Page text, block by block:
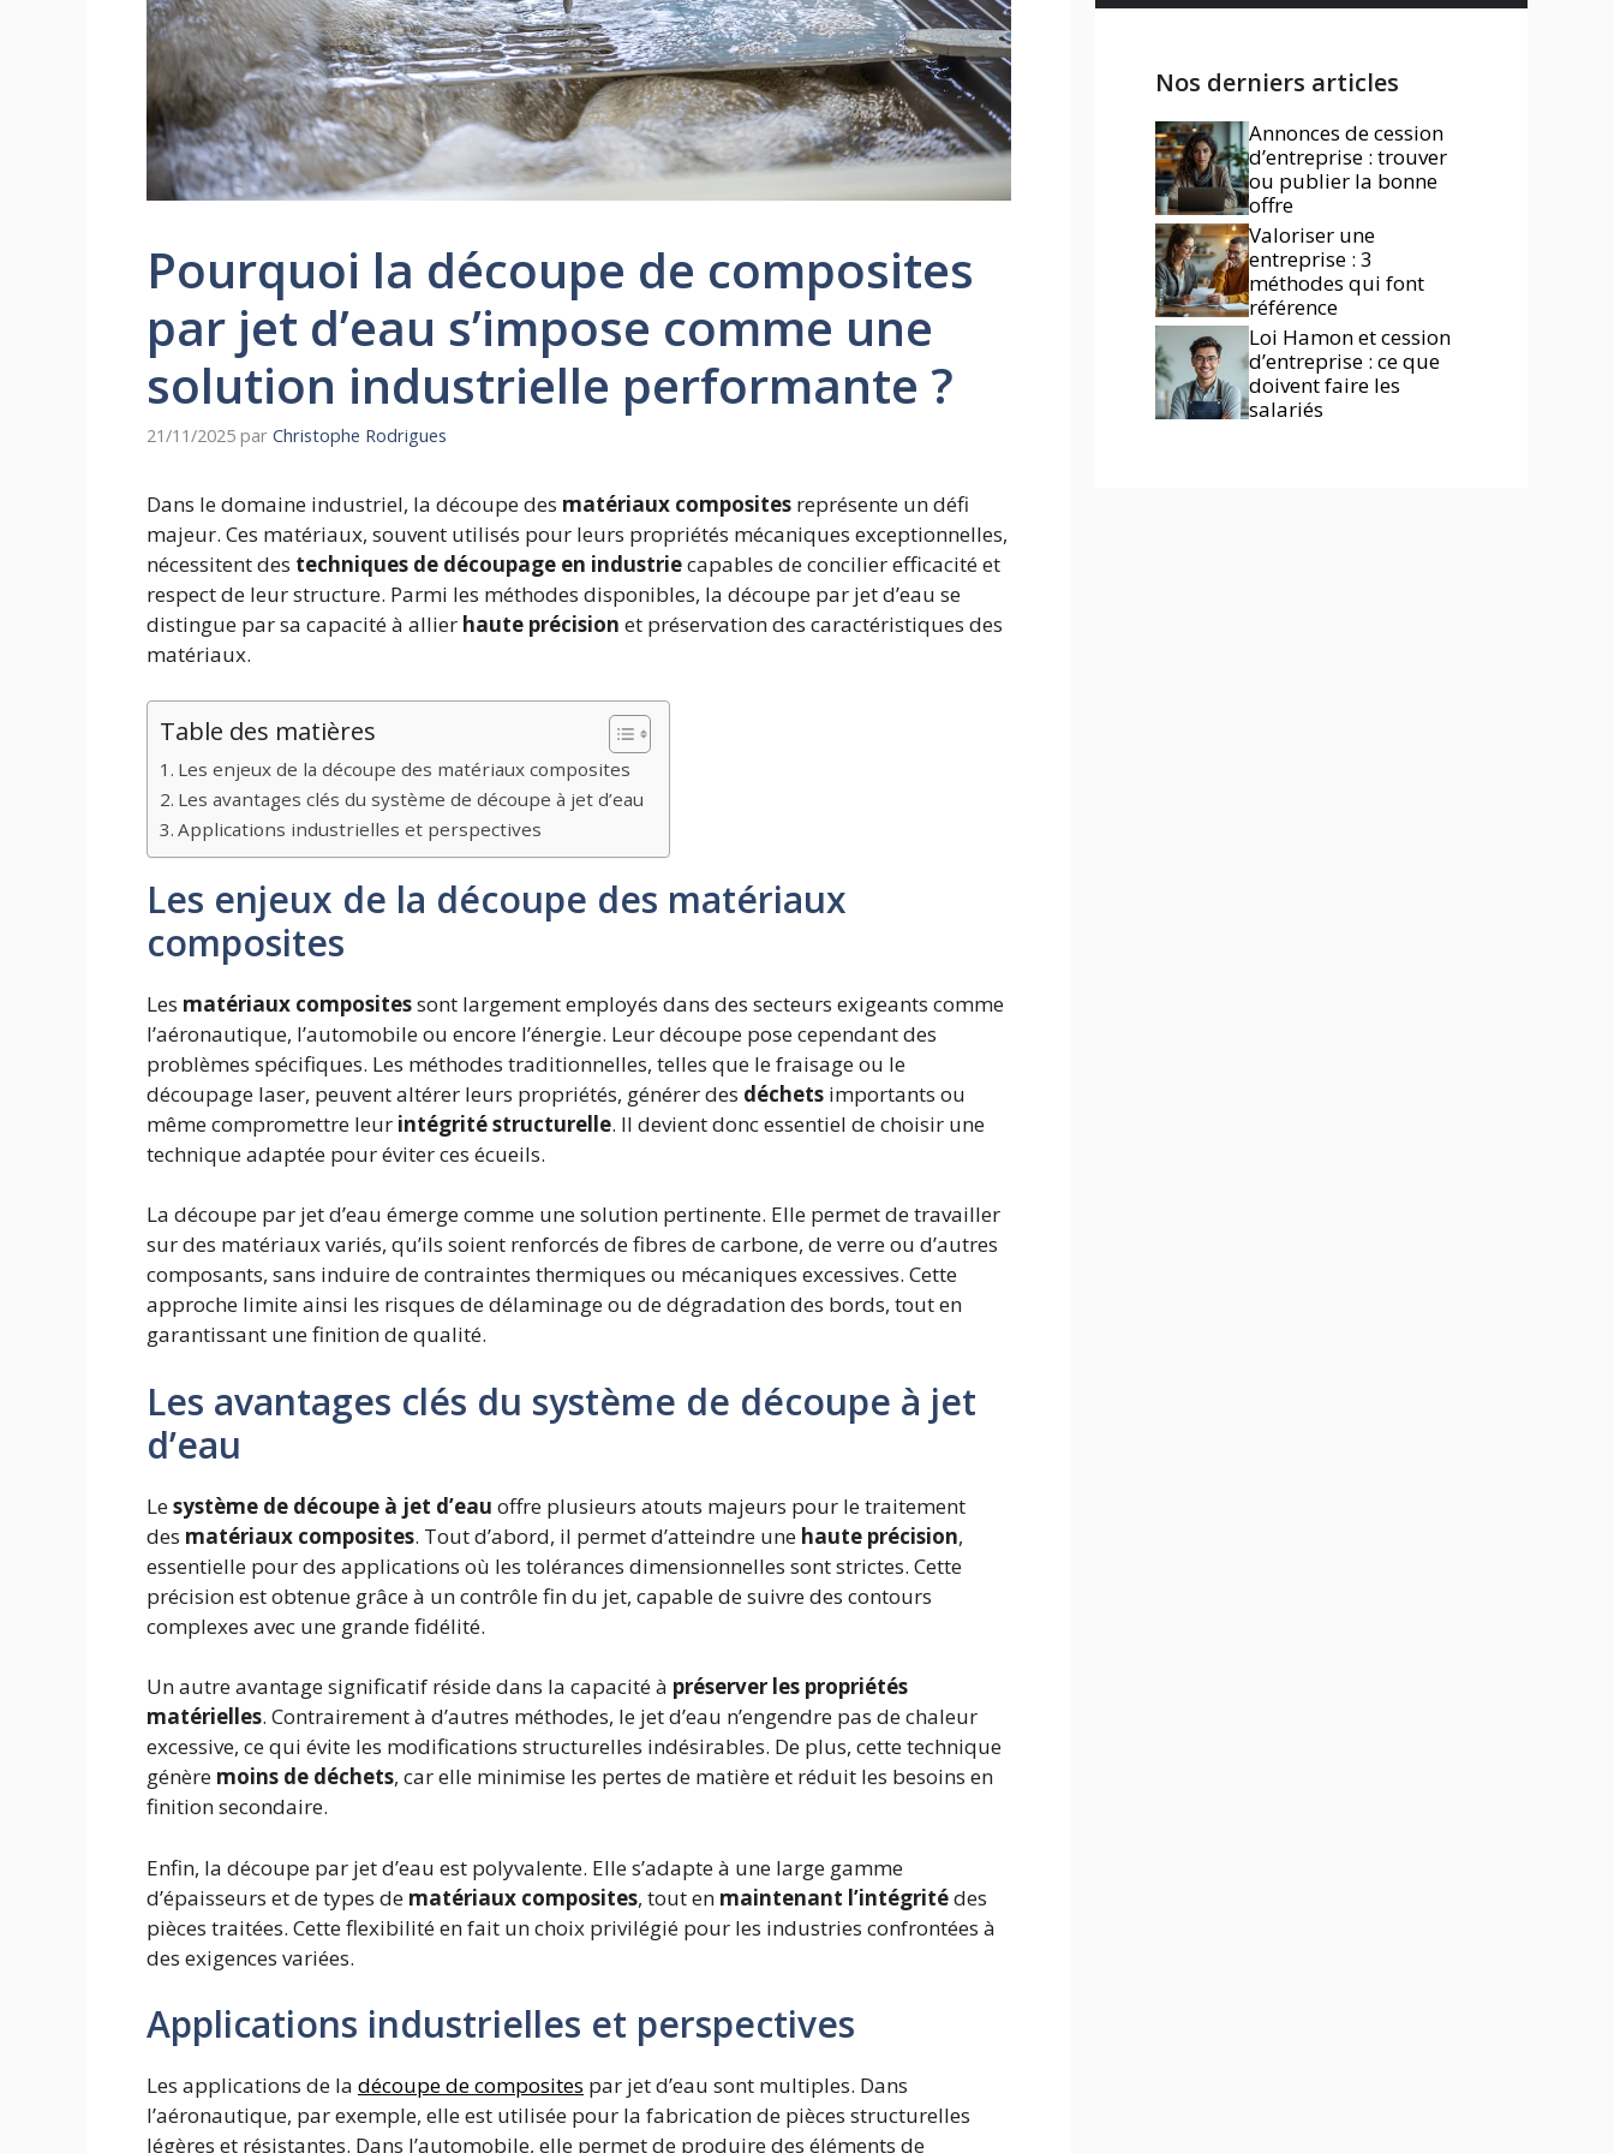
Pourquoi la découpe de composites
par jet d’eau s’impose comme une
solution industrielle performante ?
21/11/2025 par Christophe Rodrigues
Dans le domaine industriel, la découpe des matériaux composites représente un défi
majeur. Ces matériaux, souvent utilisés pour leurs propriétés mécaniques exceptionnelles,
nécessitent des techniques de découpage en industriecapables de concilier efficacité et
respect de leur structure. Parmi les méthodes disponibles, la découpe par jet d’eau se
distingue par sa capacité à allier haute précision et préservation des caractéristiques des
matériaux.
Table des matières
Les enjeux de la découpe des matériaux composites
Les avantages clés du système de découpe à jet d’eau
Applications industrielles et perspectives
Les enjeux de la découpe des matériaux
composites
Les matériaux compositessont largement employés dans des secteurs exigeants comme
l’aéronautique, l’automobile ou encore l’énergie. Leur découpe pose cependant des
problèmes spécifiques. Les méthodes traditionnelles, telles que le fraisage ou le
découpage laser, peuvent altérer leurs propriétés, générer des déchets importants ou
même compromettre leur intégrité structurelle. Il devient donc essentiel de choisir une
technique adaptée pour éviter ces écueils.
La découpe par jet d’eau émerge comme une solution pertinente. Elle permet de travailler
sur des matériaux variés, qu’ils soient renforcés de fibres de carbone, de verre ou d’autres
composants, sans induire de contraintes thermiques ou mécaniques excessives. Cette
approche limite ainsi les risques de délaminage ou de dégradation des bords, tout en
garantissant une finition de qualité.
Les avantages clés du système de découpe à jet
d’eau
Lesystème de découpe à jet d’eau offre plusieurs atouts majeurs pour le traitement
des matériaux composites. Tout d’abord, il permet d’atteindre une haute précision,
essentielle pour des applications où les tolérances dimensionnelles sont strictes. Cette
précision est obtenue grâce à un contrôle fin du jet, capable de suivre des contours
complexes avec une grande fidélité.
Un autre avantage significatif réside dans la capacité à préserver les propriétés
matérielles. Contrairement à d’autres méthodes, le jet d’eau n’engendre pas de chaleur
excessive, ce qui évite les modifications structurelles indésirables. De plus, cette technique
génère moins de déchets, car elle minimise les pertes de matière et réduit les besoins en
finition secondaire.
Enfin, la découpe par jet d’eau est polyvalente. Elle s’adapte à une large gamme
d’épaisseurs et de types de matériaux composites, tout en maintenant l’intégritédes
pièces traitées. Cette flexibilité en fait un choix privilégié pour les industries confrontées à
des exigences variées.
Applications industrielles et perspectives
Les applications de la découpe de composites par jet d’eau sont multiples. Dans
l’aéronautique, par exemple, elle est utilisée pour la fabrication de pièces structurelles
légères et résistantes. Dans l’automobile, elle permet de produire des éléments de
Nos derniers articles
Annonces de cession
d’entreprise : trouver
ou publier la bonne
offre
Valoriser une
entreprise : 3
méthodes qui font
référence
Loi Hamon et cession
d’entreprise : ce que
doivent faire les
salariés